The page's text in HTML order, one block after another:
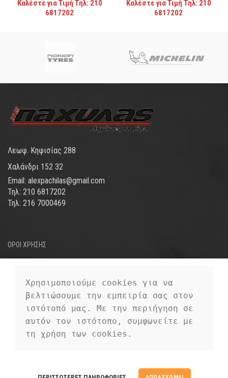
Καλέστε για Τιμή Τηλ: 210
6817202
Καλέστε για Τιμή Τηλ: 210
6817202
Λεωφ. Κηφισίας 288
Χαλάνδρι 152 32
Email: alexpachilas@gmail.com
Τηλ: 210 6817202
Τηλ: 216 7000469
ΟΡΟΙ ΧΡΗΣΗΣ
ΤΡΟΠΟΙ ΠΛΗΡΩΜΗΣ
ΠΡΟΣΩΠΙΚΑ ΔΕΔΟΜΕΝΑ
EUROFIGUREPREMIUM E-COMMERCE
Χρησιμοποιούμε cookies για να
βελτιώσουμε την εμπειρία σας στον
ιστότοπό μας. Με την περιήγηση σε
αυτόν τον ιστότοπο, συμφωνείτε με
τη χρήση των cookies.